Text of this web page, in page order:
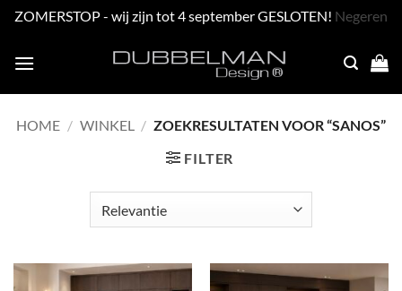
ZOMERSTOP - wij zijn tot 4 september GESLOTEN! Negeren
HOME / WINKEL / ZOEKRESULTATEN VOOR “SANOS”
FILTER